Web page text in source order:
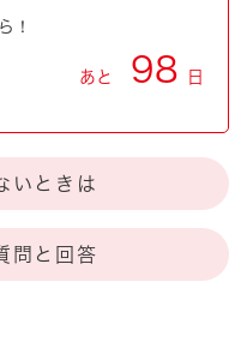
！
あと 98 日
いときは
問と回答